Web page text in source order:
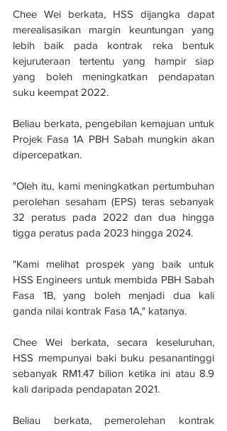
Chee Wei berkata, HSS dijangka dapat
merealisasikan margin keuntungan yang
lebih baik pada kontrak reka bentuk
kejuruteraan tertentu yang hampir siap
yang boleh meningkatkan pendapatan
suku keempat 2022.
Beliau berkata, pengebilan kemajuan untuk
Projek Fasa 1A PBH Sabah mungkin akan
dipercepatkan.
"Oleh itu, kami meningkatkan pertumbuhan
perolehan sesaham (EPS) teras sebanyak
32 peratus pada 2022 dan dua hingga
tigga peratus pada 2023 hingga 2024.
"Kami melihat prospek yang baik untuk
HSS Engineers untuk membida PBH Sabah
Fasa 1B, yang boleh menjadi dua kali
ganda nilai kontrak Fasa 1A," katanya.
Chee Wei berkata, secara keseluruhan,
HSS mempunyai baki buku pesanantinggi
sebanyak RM1.47 bilion ketika ini atau 8.9
kali daripada pendapatan 2021.
Beliau berkata, pemerolehan kontrak